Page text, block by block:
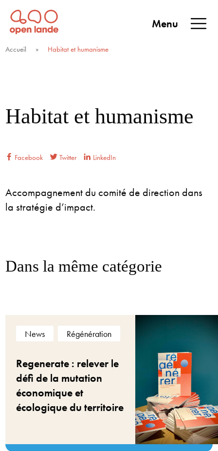
Aller
directement
au
contenu
TERRITOIRES
Open Lande
Entreprises & territoires
Menu
Accueil » Habitat et humanisme
Habitat et humanisme
Facebook Twitter LinkedIn
Accompagnement du comité de direction dans
la stratégie d’impact.
Dans la même catégorie
News Régénération
Regenerate : relever le
défi de la mutation
économique et
écologique du territoire